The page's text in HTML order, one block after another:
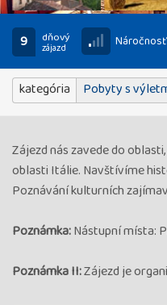
9 dňový
zájazd Náročnosť
kategória Pobyty s
Zájezd nás zavede do
oblasti Itálie. Navštívíme
Poznávání kulturních
Poznámka:Nástupní místa:
Poznámka II:Zájezd je